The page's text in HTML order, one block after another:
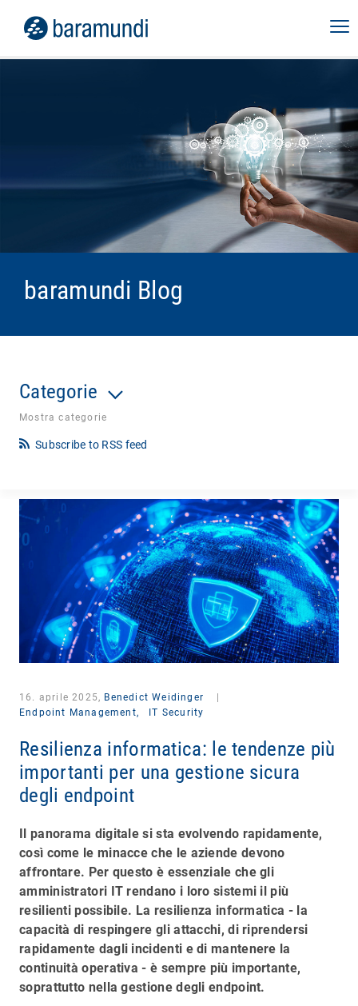
baramundi Blog
Categorie
Mostra categorie
Subscribe to RSS feed
16. aprile 2025, Benedict Weidinger
Endpoint Management,
IT Security
Resilienza informatica: le tendenze più
importanti per una gestione sicura
degli endpoint
Il panorama digitale si sta evolvendo rapidamente,
così come le minacce che le aziende devono
affrontare. Per questo è essenziale che gli
amministratori IT rendano i loro sistemi il più
resilienti possibile. La resilienza informatica - la
capacità di respingere gli attacchi, di riprendersi
rapidamente dagli incidenti e di mantenere la
continuità operativa - è sempre più importante,
soprattutto nella gestione degli endpoint.